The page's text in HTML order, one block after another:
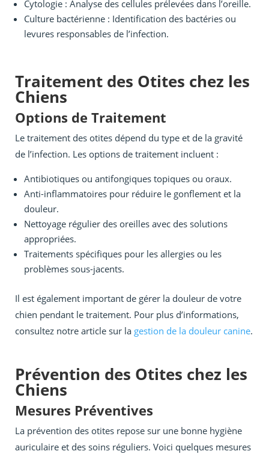
Cytologie : Analyse des cellules prélevées dans l’oreille.
Culture bactérienne : Identification des bactéries ou
levures responsables de l’infection.
Traitement des Otites chez les
Chiens
Options de Traitement
Le traitement des otites dépend du type et de la gravité
de l’infection. Les options de traitement incluent :
Antibiotiques ou antifongiques topiques ou oraux.
Anti-inflammatoires pour réduire le gonflement et la
douleur.
Nettoyage régulier des oreilles avec des solutions
appropriées.
Traitements spécifiques pour les allergies ou les
problèmes sous-jacents.
Il est également important de gérer la douleur de votre
chien pendant le traitement. Pour plus d’informations,
consultez notre article sur la gestion de la douleur canine.
Prévention des Otites chez les
Chiens
Mesures Préventives
La prévention des otites repose sur une bonne hygiène
auriculaire et des soins réguliers. Voici quelques mesures